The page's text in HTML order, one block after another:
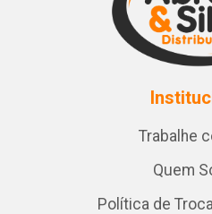
Trabalhe
Quem
Política de